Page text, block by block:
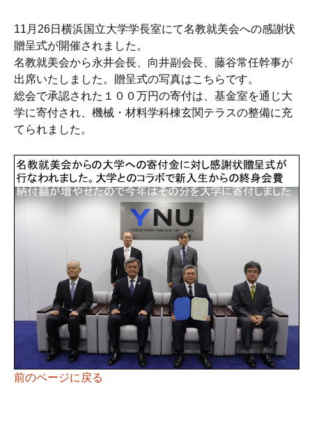
11月26日横浜国立大学学長室にて名教就美会への感謝状
贈呈式が開催されました。
名教就美会から永井会長、向井副会長、藤谷常任幹事が
出席いたしました。贈呈式の写真はこちらです。
総会で承認された１００万円の寄付は、基金室を通じ大
学に寄付され、機械・材料学科棟玄関テラスの整備に充
てられました。
前のページに戻る